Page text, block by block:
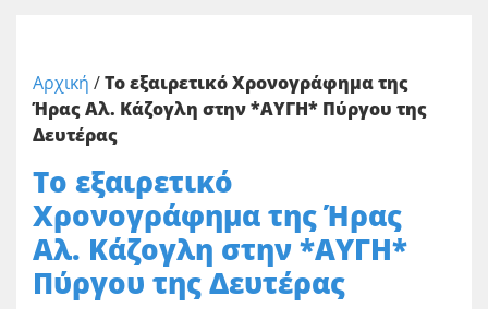
Αρχική /Το εξαιρετικό Χρονογράφημα της
Ήρας Αλ. Κάζογλη στην *ΑΥΓΗ* Πύργου της
Δευτέρας
Το εξαιρετικό
Χρονογράφημα της Ήρας
Αλ. Κάζογλη στην *ΑΥΓΗ*
Πύργου της Δευτέρας